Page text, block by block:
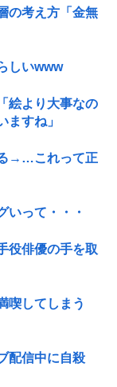
の考え方「金無
しいwww
絵より大事なの
すね」
る→…これって正
いって・・・
役俳優の手を取
喫してしまう
配信中に自殺